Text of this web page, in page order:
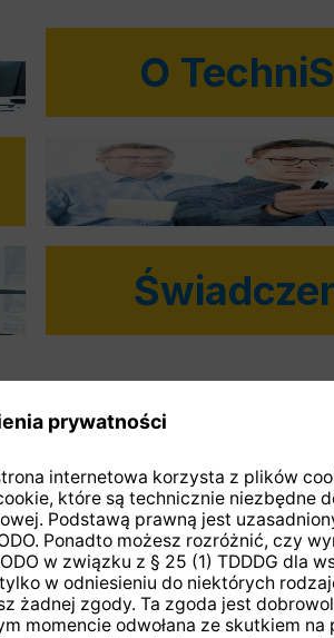
O
Sp. z o.o.
2 - Siemianice